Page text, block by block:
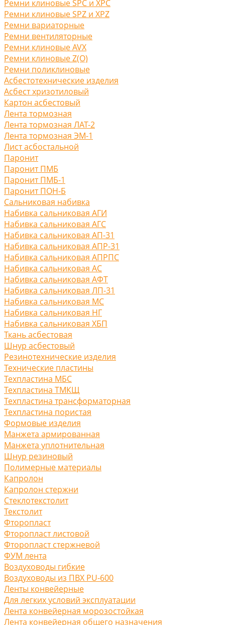
Ремни клиновые SPC и XPC
Ремни клиновые SPZ и XPZ
Ремни вариаторные
Ремни вентиляторные
Ремни клиновые AVX
Ремни клиновые Z(O)
Ремни поликлиновые
Асбестотехнические изделия
Асбест хризотиловый
Картон асбестовый
Лента тормозная
Лента тормозная ЛАТ-2
Лента тормозная ЭМ-1
Лист асбостальной
Паронит
Паронит ПМБ
Паронит ПМБ-1
Паронит ПОН-Б
Сальниковая набивка
Набивка сальниковая АГИ
Набивка сальниковая АГС
Набивка сальниковая АП-31
Набивка сальниковая АПР-31
Набивка сальниковая АПРПС
Набивка сальниковая АС
Набивка сальниковая АФТ
Набивка сальниковая ЛП-31
Набивка сальниковая МС
Набивка сальниковая НГ
Набивка сальниковая ХБП
Ткань асбестовая
Шнур асбестовый
Резинотехнические изделия
Технические пластины
Техпластина МБС
Техпластина ТМКЩ
Техпластина трансформаторная
Техпластина пористая
Формовые изделия
Манжета армированная
Манжета уплотнительная
Шнур резиновый
Полимерные материалы
Капролон
Капролон стержни
Стеклотекстолит
Текстолит
Фторопласт
Фторопласт листовой
Фторопласт стержневой
ФУМ лента
Воздуховоды гибкие
Воздуховоды из ПВХ PU-600
Ленты конвейерные
Для легких условий эксплуатации
Лента конвейерная морозостойкая
Лента конвейерная общего назначения